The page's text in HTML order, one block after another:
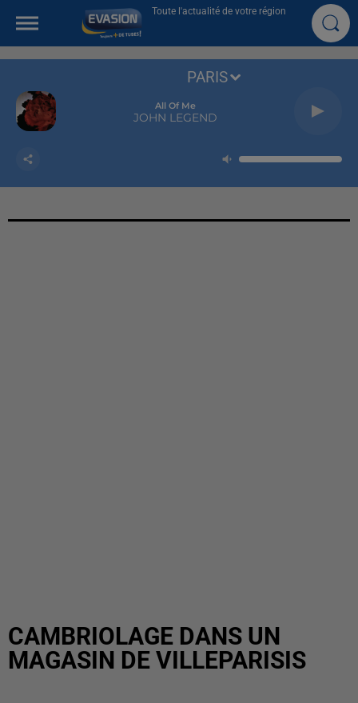
Toute l'actualité de votre région
All Of Me
JOHN LEGEND
PARIS
CAMBRIOLAGE DANS UN
MAGASIN DE VILLEPARISIS